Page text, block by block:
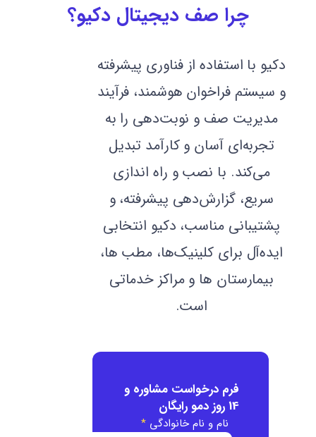
چرا صف دیجیتال دکیو؟
دکیو با استفاده از فناوری پیشرفته
و سیستم‌ فراخوان هوشمند، فرآیند
مدیریت صف و نوبت‌دهی را به
تجربه‌ای آسان و کارآمد تبدیل
می‌کند. با نصب و راه اندازی
سریع، گزارش‌دهی پیشرفته، و
پشتیبانی مناسب، دکیو انتخابی
ایده‌آل برای کلینیک‌ها، مطب ها،
بیمارستان ها و مراکز خدماتی
است.
فرم درخواست مشاوره و
14 روز دمو رایگان
نام و نام خانوادگی *